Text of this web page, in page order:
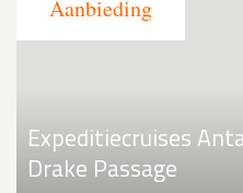
Expeditiecruises
Drake Passage